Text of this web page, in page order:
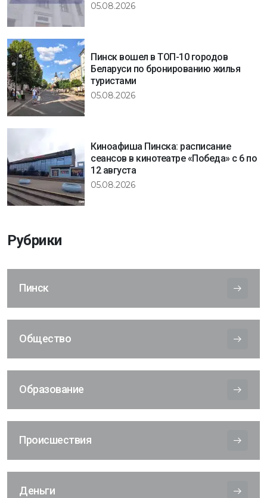
05.08.2026
Пинск вошел в ТОП-10 городов
Беларуси по бронированию жилья
туристами
05.08.2026
Киноафиша Пинска: расписание
сеансов в кинотеатре «Победа» с 6 по
12 августа
05.08.2026
Рубрики
Пинск
Общество
Образование
Происшествия
Деньги